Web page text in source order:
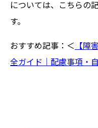
については、こちらの
す。
おすすめ記事：＜
【障
全ガイド｜配慮事項・